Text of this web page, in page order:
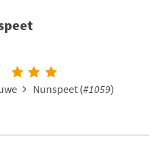
Nunspeet (#1059)